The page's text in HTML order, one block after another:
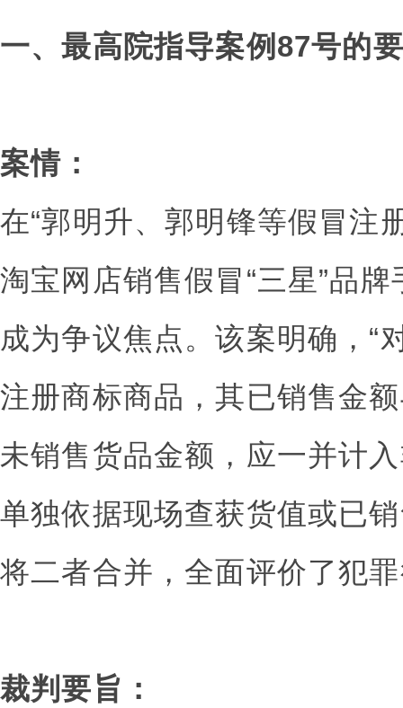
一、最高院指导案例87号的
案情：
在“郭明升、郭明锋等假冒注
淘宝网店销售假冒“三星”品
成为争议焦点。该案明确，“
注册商标商品，其已销售金
未销售货品金额，应一并计
单独依据现场查获货值或已
将二者合并，全面评价了犯
裁判要旨：